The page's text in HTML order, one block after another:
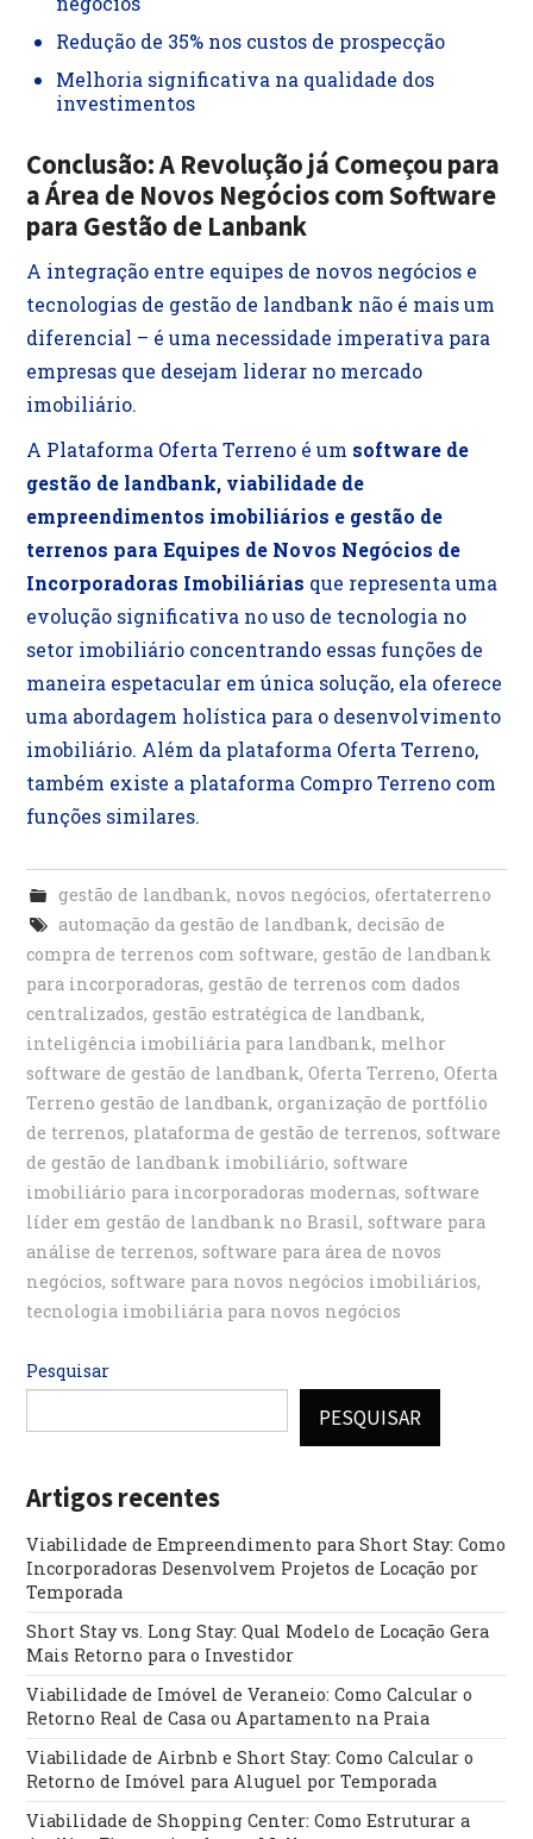
Redução de 35% nos custos de prospecção
Melhoria significativa na qualidade dos
investimentos
Conclusão: A Revolução já Começou para
a Área de Novos Negócios com Software
para Gestão de Lanbank
A integração entre equipes de novos negócios e
tecnologias de gestão de landbank não é mais um
diferencial – é uma necessidade imperativa para
empresas que desejam liderar no mercado
imobiliário.
A Plataforma Oferta Terreno é um software de
gestão de landbank, viabilidade de
empreendimentos imobiliários e gestão de
terrenos para Equipes de Novos Negócios de
Incorporadoras Imobiliárias que representa uma
evolução significativa no uso de tecnologia no
setor imobiliário concentrando essas funções de
maneira espetacular em única solução, ela oferece
uma abordagem holística para o desenvolvimento
imobiliário. Além da plataforma Oferta Terreno,
também existe a plataforma Compro Terreno com
funções similares.
gestão de landbank, novos negócios, ofertaterreno
automação da gestão de landbank, decisão de
compra de terrenos com software,gestão de landbank
para incorporadoras,gestão de terrenos com dados
centralizados,gestão estratégica de landbank,
inteligência imobiliária para landbank, melhor
software de gestão de landbank,Oferta Terreno,Oferta
Terreno gestão de landbank,organização de portfólio
de terrenos, plataforma de gestão de terrenos,software
de gestão de landbank imobiliário,software
imobiliário para incorporadoras modernas,software
líder em gestão de landbank no Brasil,software para
análise de terrenos,software para área de novos
negócios,software para novos negócios imobiliários,
tecnologia imobiliária para novos negócios
Pesquisar
PESQUISAR
Artigos recentes
Viabilidade de Empreendimento para Short Stay: Como
Incorporadoras Desenvolvem Projetos de Locação por
Temporada
Short Stay vs. Long Stay: Qual Modelo de Locação Gera
Mais Retorno para o Investidor
Viabilidade de Imóvel de Veraneio: Como Calcular o
Retorno Real de Casa ou Apartamento na Praia
Viabilidade de Airbnb e Short Stay: Como Calcular o
Retorno de Imóvel para Aluguel por Temporada
Viabilidade de Shopping Center: Como Estruturar a